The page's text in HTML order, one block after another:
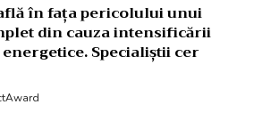
în fața pericolului unui
din cauza intensificării
Specialiștii cer